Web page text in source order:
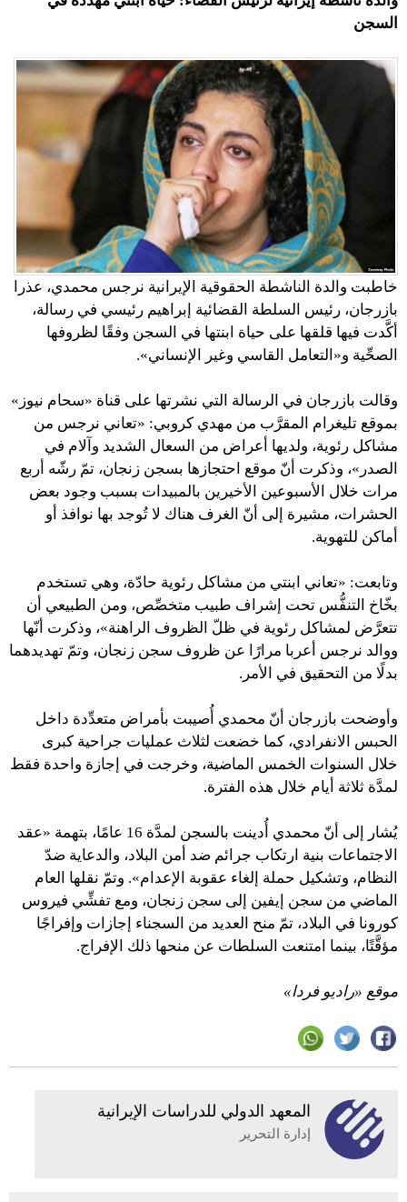
السجن
خاطبت والدة الناشطة الحقوقية الإيرانية نرجس محمدي، عذرا
بازرجان، رئيس السلطة القضائية إبراهيم رئيسي في رسالة،
أكَّدت فيها قلقها على حياة ابنتها في السجن وفقًا لظروفها
الصحِّية و«التعامل القاسي وغير الإنساني».
وقالت بازرجان في الرسالة التي نشرتها على قناة «سحام نيوز»
بموقع تليغرام المقرَّب من مهدي كروبي: «تعاني نرجس من
مشاكل رئوية، ولديها أعراض من السعال الشديد وآلام في
الصدر»، وذكرت أنّ موقع احتجازها بسجن زنجان، تمّ رشّه أربع
مرات خلال الأسبوعين الأخيرين بالمبيدات بسبب وجود بعض
الحشرات، مشيرة إلى أنّ الغرف هناك لا تُوجد بها نوافذ أو
أماكن للتهوية.
وتابعت: «تعاني ابنتي من مشاكل رئوية حادّة، وهي تستخدم
بخّاخ التنفُّس تحت إشراف طبيب متخصِّص، ومن الطبيعي أن
تتعرَّض لمشاكل رئوية في ظلّ الظروف الراهنة»، وذكرت أنّها
ووالد نرجس أعربا مرارًا عن ظروف سجن زنجان، وتمّ تهديدهما
بدلًا من التحقيق في الأمر.
وأوضحت بازرجان أنّ محمدي أُصيبت بأمراض متعدِّدة داخل
الحبس الانفرادي، كما خضعت لثلاث عمليات جراحية كبرى
خلال السنوات الخمس الماضية، وخرجت في إجازة واحدة فقط
لمدَّة ثلاثة أيام خلال هذه الفترة.
يُشار إلى أنّ محمدي أُدينت بالسجن لمدَّة 16 عامًا، بتهمة «عقد
الاجتماعات بنية ارتكاب جرائم ضد أمن البلاد، والدعاية ضدّ
النظام، وتشكيل حملة إلغاء عقوبة الإعدام». وتمّ نقلها العام
الماضي من سجن إيفين إلى سجن زنجان، ومع تفشِّي فيروس
كورونا في البلاد، تمّ منح العديد من السجناء إجازات وإفراجًا
مؤقَّتًا، بينما امتنعت السلطات عن منحها ذلك الإفراج.
موقع «راديو فردا»
المعهد الدولي للدراسات الإيرانية
إدارة التحرير